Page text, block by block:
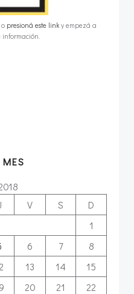
presioná este link y empezá a
V S
D
1
6 7
8
13 14
15
20 21
22